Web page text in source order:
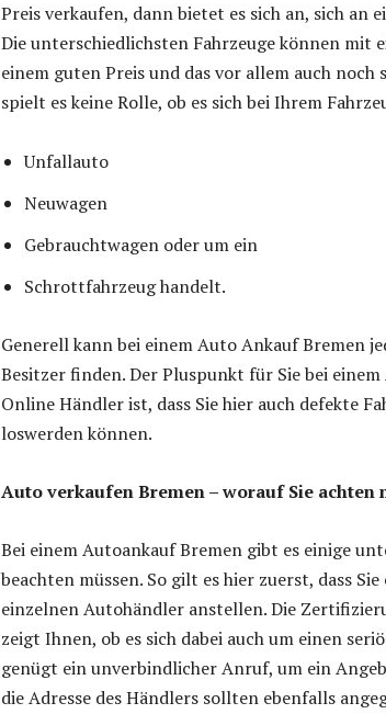
Preis verkaufen, dann bietet es sich an, sich an
Die unterschiedlichsten Fahrzeuge können mit
einem guten Preis und das vor allem auch noch
spielt es keine Rolle, ob es sich bei Ihrem
Unfallauto
Neuwagen
Gebrauchtwagen oder um ein
Schrottfahrzeug handelt.
Generell kann bei einem Auto Ankauf Bremen
Besitzer finden. Der Pluspunkt für Sie bei
Online Händler ist, dass Sie hier auch defekte
loswerden können.
Auto verkaufen Bremen – worauf Sie achten
Bei einem Autoankauf Bremen gibt es einige
beachten müssen. So gilt es hier zuerst, dass
einzelnen Autohändler anstellen. Die
zeigt Ihnen, ob es sich dabei auch um einen
genügt ein unverbindlicher Anruf, um ein
die Adresse des Händlers sollten ebenfalls